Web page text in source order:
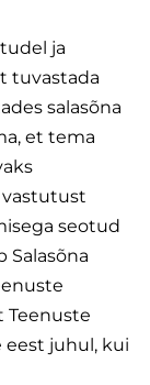
ja
tuvastada
salasõna
et tema
seotud
Salasõna
Teenuste
juhul, kui